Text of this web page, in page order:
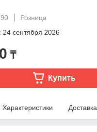
Розница
24 сентября 2026
₸
Купить
Характеристики Доставка